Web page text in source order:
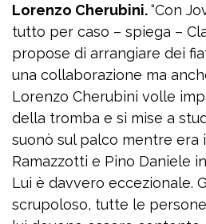
Lorenzo Cherubini.“Con
tutto per caso – spiega –
propose di arrangiare dei
una collaborazione ma
Lorenzo Cherubini volle
della tromba e si mise a
suonò sul palco mentre era
Ramazzotti e Pino Daniele
Lui è davvero eccezionale.
scrupoloso, tutte le